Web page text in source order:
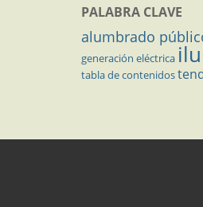
PALABRA CLAVE
alumbrado
generación eléctrica
tabla de contenidos